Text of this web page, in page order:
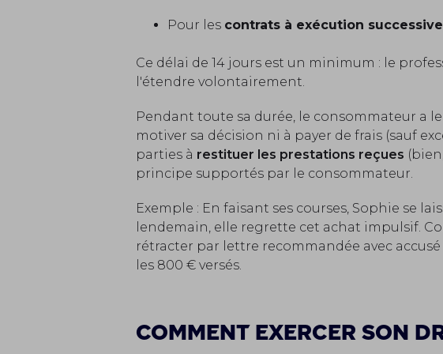
Pour les contrats à exécution successive
Ce délai de 14 jours est un minimum : le
l'étendre volontairement.
Pendant toute sa durée, le consommateur a
motiver sa décision ni à payer de frais (sauf
parties à restituer les prestations reçues
principe supportés par le consommateur.
Exemple : En faisant ses courses, Sophie se
lendemain, elle regrette cet achat impulsif.
rétracter par lettre recommandée avec
les 800 € versés.
Comment exercer son